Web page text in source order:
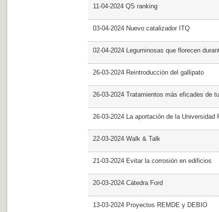
11-04-2024 QS ranking
03-04-2024 Nuevo catalizador ITQ
02-04-2024 Leguminosas que florecen
26-03-2024 Reintroducción del gallipato
26-03-2024 Tratamientos más eficades de
26-03-2024 La aportación de la Universidad
22-03-2024 Walk & Talk
21-03-2024 Evitar la corrosión en edificios
20-03-2024 Cátedra Ford
13-03-2024 Proyectos REMDE y DEBIO